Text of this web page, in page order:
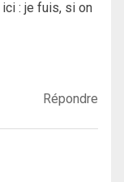
: je fuis, si on
Répondre